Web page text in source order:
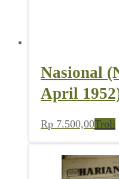
Nasional
April
Rp 7.500,00Troli